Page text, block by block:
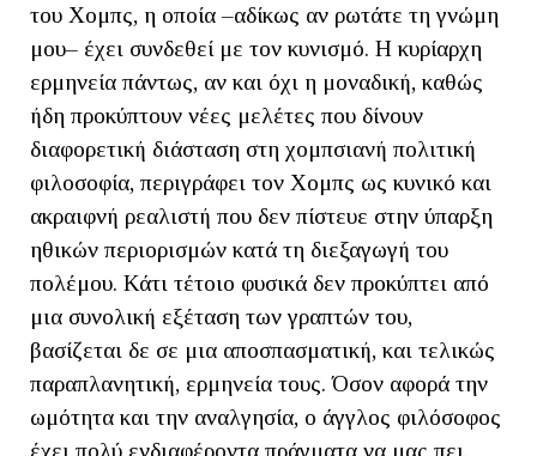
του Χομπς, η οποία –αδίκως αν ρωτάτε τη γνώμη
μου– έχει συνδεθεί με τον κυνισμό. Η κυρίαρχη
ερμηνεία πάντως, αν και όχι η μοναδική, καθώς
ήδη προκύπτουν νέες μελέτες που δίνουν
διαφορετική διάσταση στη χομπσιανή πολιτική
φιλοσοφία, περιγράφει τον Χομπς ως κυνικό και
ακραιφνή ρεαλιστή που δεν πίστευε στην ύπαρξη
ηθικών περιορισμών κατά τη διεξαγωγή του
πολέμου. Κάτι τέτοιο φυσικά δεν προκύπτει από
μια συνολική εξέταση των γραπτών του,
βασίζεται δε σε μια αποσπασματική, και τελικώς
παραπλανητική, ερμηνεία τους. Όσον αφορά την
ωμότητα και την αναλγησία, ο άγγλος φιλόσοφος
έχει πολύ ενδιαφέροντα πράγματα να μας πει.